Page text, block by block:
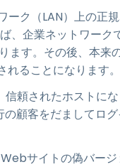
ク（LAN）上の正
、企業ネットワーク
ます。その後、本来
ることになります。
頼されたホストに
顧客をだましてロ
サイトの偽バージ